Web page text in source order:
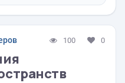
100 0